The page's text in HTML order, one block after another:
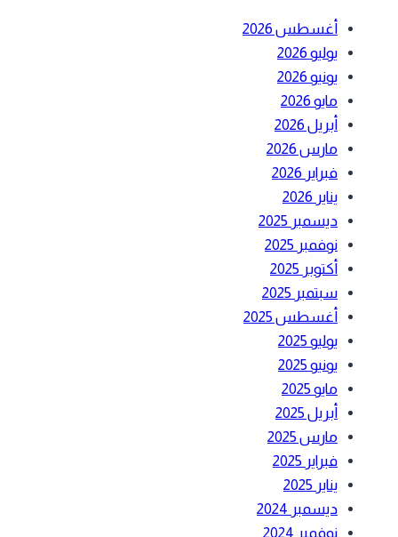
أغسطس 2026
يوليو 2026
يونيو 2026
مايو 2026
أبريل 2026
مارس 2026
فبراير 2026
يناير 2026
ديسمبر 2025
نوفمبر 2025
أكتوبر 2025
سبتمبر 2025
أغسطس 2025
يوليو 2025
يونيو 2025
مايو 2025
أبريل 2025
مارس 2025
فبراير 2025
يناير 2025
ديسمبر 2024
نوفمبر 2024